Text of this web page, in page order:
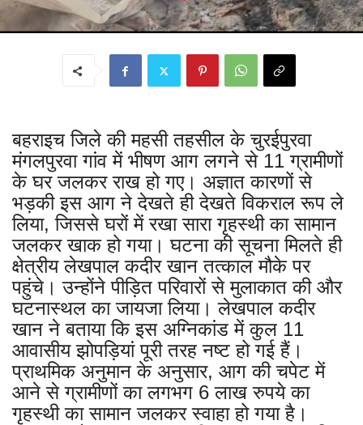
बहराइच जिले की महसी तहसील के चुरईपुरवा
मंगलपुरवा गांव में भीषण आग लगने से 11 ग्रामीणों
के घर जलकर राख हो गए। अज्ञात कारणों से
भड़की इस आग ने देखते ही देखते विकराल रूप ले
लिया, जिससे घरों में रखा सारा गृहस्थी का सामान
जलकर खाक हो गया। घटना की सूचना मिलते ही
क्षेत्रीय लेखपाल कदीर खान तत्काल मौके पर
पहुंचे। उन्होंने पीड़ित परिवारों से मुलाकात की और
घटनास्थल का जायजा लिया। लेखपाल कदीर
खान ने बताया कि इस अग्निकांड में कुल 11
आवासीय झोपड़ियां पूरी तरह नष्ट हो गई हैं।
प्राथमिक अनुमान के अनुसार, आग की चपेट में
आने से ग्रामीणों का लगभग 6 लाख रुपये का
गृहस्थी का सामान जलकर स्वाहा हो गया है।